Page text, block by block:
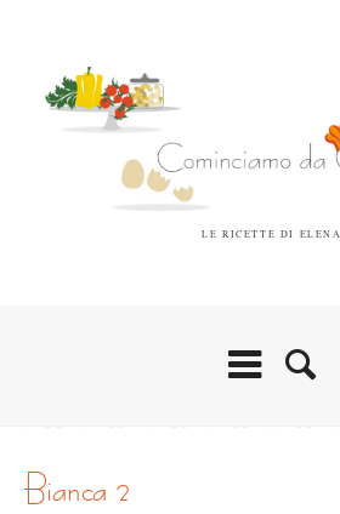
LE RICETTE DI ELENA
bianca 2